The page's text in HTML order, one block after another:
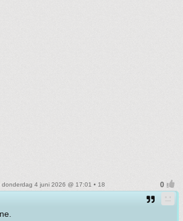
donderdag 4 juni 2026 @ 17:01 • 18